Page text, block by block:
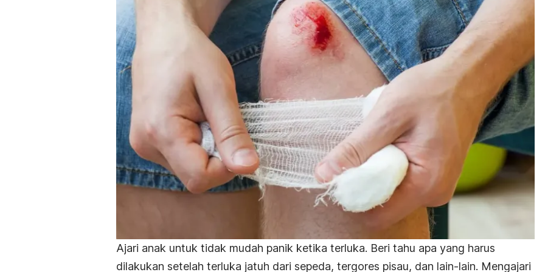
Ajari anak untuk tidak mudah panik ketika terluka. Beri tahu apa yang harus
dilakukan setelah terluka jatuh dari sepeda, tergores pisau, dan lain-lain. Mengajari